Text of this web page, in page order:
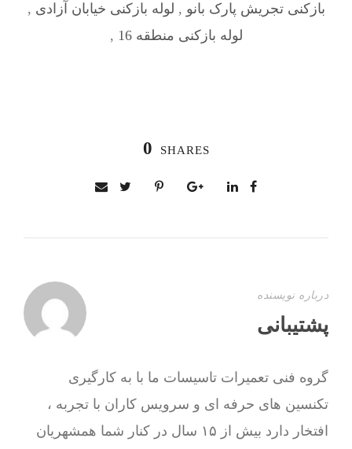
بازکنی تجریش پارک بانو , لوله بازکنی خیابان آزادی ,
لوله بازکنی منطقه 16
,
0 SHARES
درباره نویسنده
پشتیبانی
گروه فنی تعمیرات تاسیسات ما با به‌ کارگیری
تکنسین های حرفه ای و سرویس کاران با تجربه ،
افتخار دارد بیش از ۱۵ سال در کنار شما همشهریان